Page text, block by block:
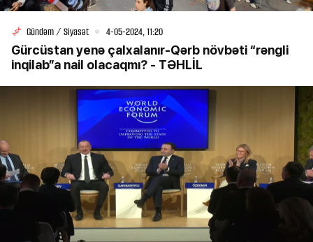
Gündəm / Siyasət 4-05-2024, 11:20
Gürcüstan yenə çalxalanır-Qərb növbəti “rəngli
inqilab”a nail olacaqmı? - TƏHLİL